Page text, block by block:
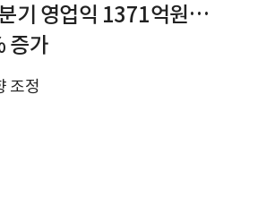
기 영업익 1371억원…
증가
조정